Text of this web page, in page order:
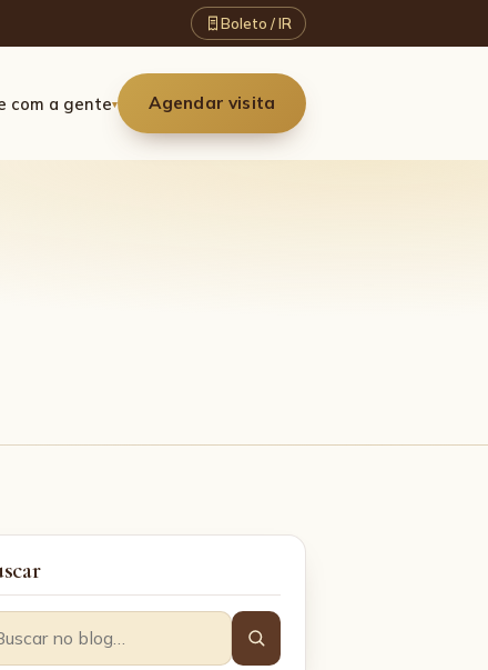
Boleto / IR
com a gente▾ Agendar visita